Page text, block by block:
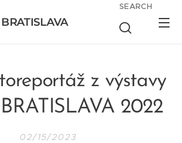
SEARCH
z výstavy
2022
02/15/2023